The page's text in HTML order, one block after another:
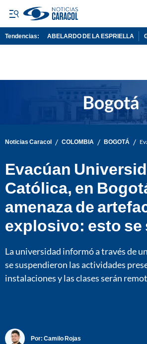
Tendencias: ABELARDO DE LA ESPRIELLA
Noticias Caracol / COLOMBIA / BOGOTÁ /
Evacúan
Católica, en
amenaza de
explosivo: esto se
La universidad informó a través de
se suspendieron las actividades
instalaciones y las clases serán
Por: Camilo Rojas